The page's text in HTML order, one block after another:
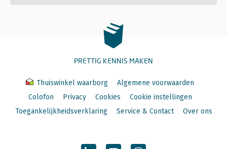
PRETTIG KENNIS MAKEN
Thuiswinkel waarborg
Algemene voorwaarden
Colofon
Privacy Cookies
Cookie instellingen
Toegankelijkheidsverklaring
Service & Contact Over ons